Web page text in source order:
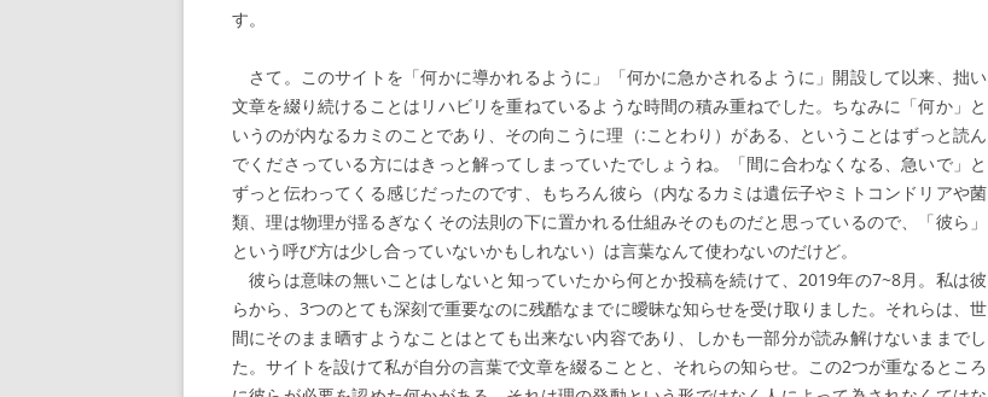
す。
さて。このサイトを「何かに導かれるように」「何かに急かされるように」開設して以来、拙い
文章を綴り続けることはリハビリを重ねているような時間の積み重ねでした。ちなみに「何か」と
いうのが内なるカミのことであり、その向こうに理（:ことわり）がある、ということはずっと読ん
でくださっている方にはきっと解ってしまっていたでしょうね。「間に合わなくなる、急いで」と
ずっと伝わってくる感じだったのです、もちろん彼ら（内なるカミは遺伝子やミトコンドリアや菌
類、理は物理が揺るぎなくその法則の下に置かれる仕組みそのものだと思っているので、「彼ら」
という呼び方は少し合っていないかもしれない）は言葉なんて使わないのだけど。
彼らは意味の無いことはしないと知っていたから何とか投稿を続けて、2019年の7~8月。私は彼
らから、3つのとても深刻で重要なのに残酷なまでに曖昧な知らせを受け取りました。それらは、世
間にそのまま晒すようなことはとても出来ない内容であり、しかも一部分が読み解けないままでし
た。サイトを設けて私が自分の言葉で文章を綴ることと、それらの知らせ。この2つが重なるところ